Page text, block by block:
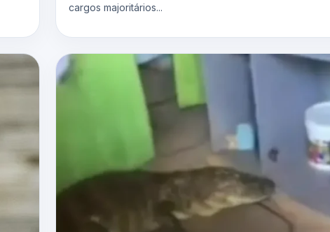
cargos majoritários...